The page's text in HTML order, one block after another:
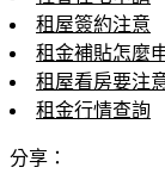
租屋簽約注意
租金補貼怎麼
租屋看房要注
租金行情查詢
分享：